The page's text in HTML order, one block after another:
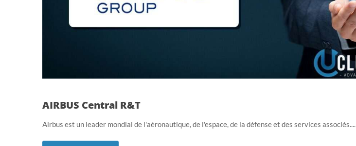
AIRBUS Central R&T
Airbus est un leader mondial de l'aéronautique, de l'espace, de la défense et des services associés....